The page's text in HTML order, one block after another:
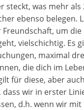
steckt, was mehr als
ebenso belegen.
um die
vielschichtig. Es
maximal
die dich im
für diese, aber
dass wir in erster
d.h. wenn wir mit